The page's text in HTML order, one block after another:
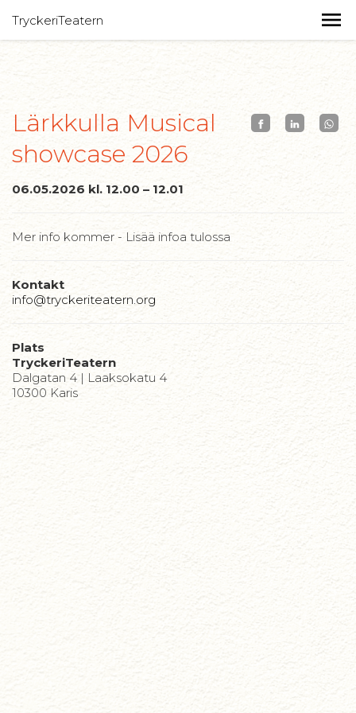
TryckeriTeatern
Lärkkulla Musical
showcase 2026
06.05.2026 kl. 12.00 – 12.01
Mer info kommer - Lisää infoa tulossa
Kontakt
info@tryckeriteatern.org
Plats
TryckeriTeatern
Dalgatan 4 | Laaksokatu 4
10300 Karis